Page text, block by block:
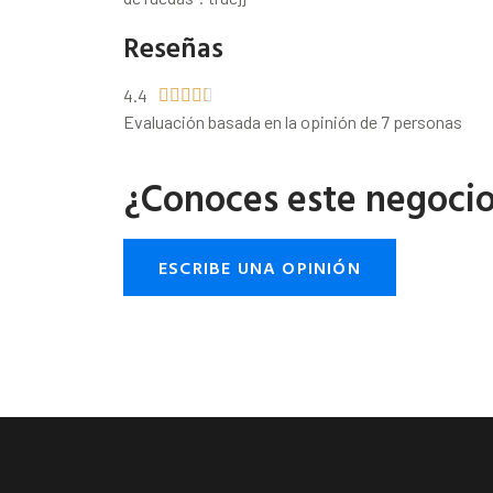
Reseñas
4.4     
Evaluación basada en la opinión de 7 personas
¿Conoces este
ESCRIBE UNA OPINIÓN